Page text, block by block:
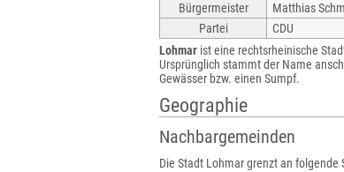
Bürgermeister
Matthias
Partei
CDU
Lohmar ist eine rechtsrheinische
Ursprünglich stammt der Name
Gewässer bzw. einen Sumpf.
Geographie
Nachbargemeinden
Die Stadt Lohmar grenzt an folgende